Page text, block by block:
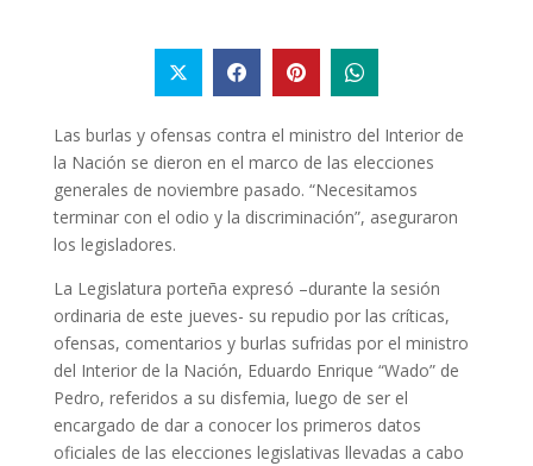
Las burlas y ofensas contra el ministro del Interior de
la Nación se dieron en el marco de las elecciones
generales de noviembre pasado. “Necesitamos
terminar con el odio y la discriminación”, aseguraron
los legisladores.
La Legislatura porteña expresó –durante la sesión
ordinaria de este jueves- su repudio por las críticas,
ofensas, comentarios y burlas sufridas por el ministro
del Interior de la Nación, Eduardo Enrique “Wado” de
Pedro, referidos a su disfemia, luego de ser el
encargado de dar a conocer los primeros datos
oficiales de las elecciones legislativas llevadas a cabo